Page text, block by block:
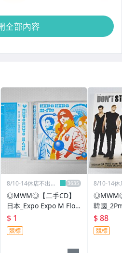
全部內容
8/10-14休店不出貨
◎MWM◎【二手CD】
日本_Expo Expo M Flo
有側標 有中日歌詞 片況
不錯_一元起標無底價
$ 1
競標
8/10-14休
韓國
ngle /
n'T Stop
起標無
$ 88
競標